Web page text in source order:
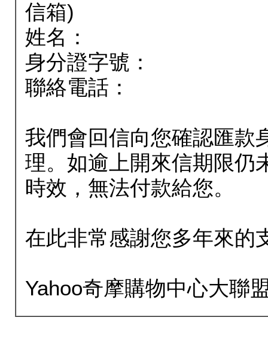
信箱)
姓名：
身分證字號：
聯絡電話：
我們會回信向您確認匯款
理。如逾上開來信期限仍
時效，無法付款給您。
在此非常感謝您多年來的
Yahoo奇摩購物中心大